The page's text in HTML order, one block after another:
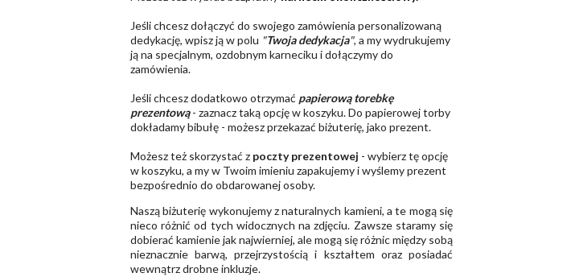
Jeśli chcesz dołączyć do swojego zamówienia personalizowaną
dedykację, wpisz ją w polu "Twoja dedykacja", a my wydrukujemy
ją na specjalnym, ozdobnym karneciku i dołączymy do
zamówienia.
Jeśli chcesz dodatkowo otrzymać papierową torebkę
prezentową- zaznacz taką opcję w koszyku. Do papierowej torby
dokładamy bibułę - możesz przekazać biżuterię, jako prezent.
Możesz też skorzystać z poczty prezentowej - wybierz tę opcję
w koszyku, a my w Twoim imieniu zapakujemy i wyślemy prezent
bezpośrednio do obdarowanej osoby.
Naszą biżuterię wykonujemy z naturalnych kamieni, a te mogą się
nieco różnić od tych widocznych na zdjęciu. Zawsze staramy się
dobierać kamienie jak najwierniej, ale mogą się różnic między sobą
nieznacznie barwą, przejrzystością i kształtem oraz posiadać
wewnątrz drobne inkluzje.